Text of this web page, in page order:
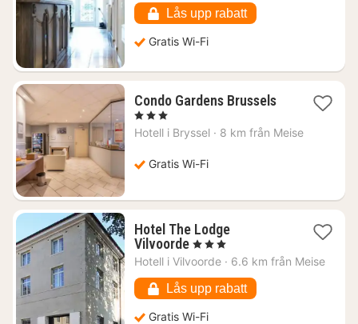
1165
kr.
Lås upp rabatt
Gratis Wi-Fi
Condo Gardens Brussels1
från
, 3 Stjärnor
Hotell i Bryssel · 8 km från Meise
Gratis Wi-Fi
Hotel The Lodge
Vilvoorde1
natt
997
kr.
, 3 Stjärnor
Hotell i Vilvoorde · 6.6 km från Meise
Lås upp rabatt
Gratis Wi-Fi